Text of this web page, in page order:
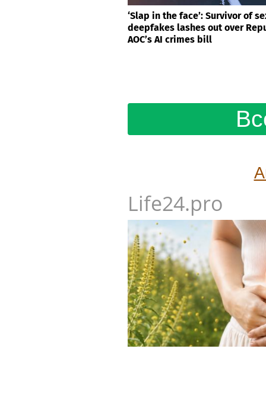
‘Slap in the face’: Survivor of
deepfakes lashes out over
AOC’s AI crimes bill
Life24.pro